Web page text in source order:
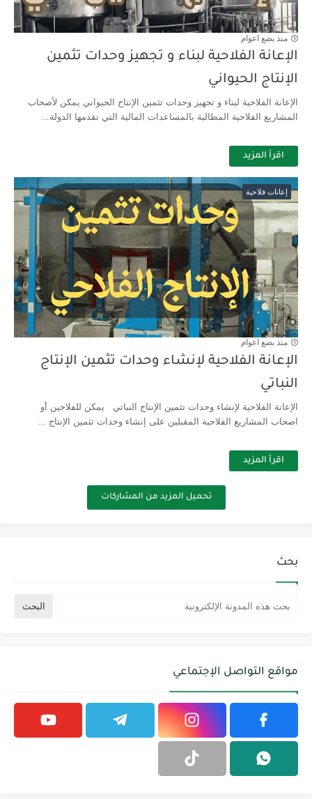
منذ بضع اعوام
الإعانة الفلاحية لبناء و تجهيز وحدات تثمين
الإنتاج الحيواني
الإعانة الفلاحية لبناء و تجهيز وحدات تثمين الإنتاج الحيواني يمكن لأصحاب
المشاريع الفلاحية المطالبة بالمساعدات المالية التي تقدمها الدولة...
اقرأ المزيد
إعانات فلاحية
منذ بضع اعوام
الإعانة الفلاحية لإنشاء وحدات تثمين الإنتاج
النباتي
الإعانة الفلاحية لإنشاء وحدات تثمين الإنتاج النباتي يمكن للفلاحين أو
اصحاب المشاريع الفلاحية المقبلين على إنشاء وحدات تثمين الإنتاج ...
اقرأ المزيد
تحميل المزيد من المشاركات
بحث
مواقع التواصل الإجتماعي